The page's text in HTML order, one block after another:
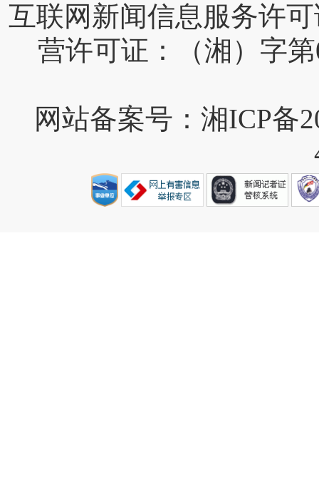
互联网新闻信息服务许
营许可证：（湘）字第
网站备案号：湘ICP备